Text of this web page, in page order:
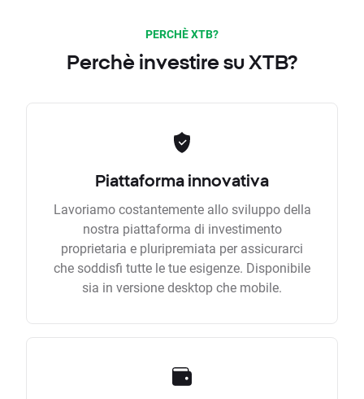
PERCHÈ XTB?
Perchè investire su XTB?
Piattaforma innovativa
Lavoriamo costantemente allo sviluppo della
nostra piattaforma di investimento
proprietaria e pluripremiata per assicurarci
che soddisfi tutte le tue esigenze. Disponibile
sia in versione desktop che mobile.